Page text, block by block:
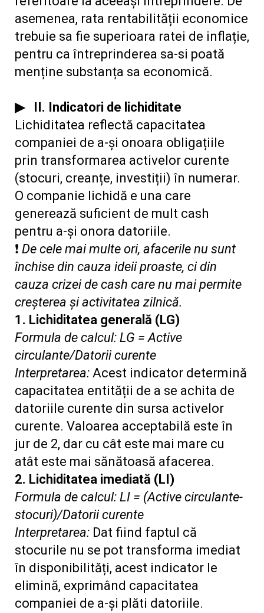
asemenea, rata rentabilității economice
trebuie sa fie superioara ratei de inflație,
pentru ca întreprinderea sa-si poată
menține substanța sa economică.
▶
II. Indicatori de lichiditate
Lichiditatea reflectă capacitatea
companiei de a-și onoara obligațiile
prin transformarea activelor curente
(stocuri, creanțe, investiții) în numerar.
O companie lichidă e una care
generează suficient de mult cash
pentru a-și onora datoriile.
❗ De cele mai multe ori, afacerile nu sunt
închise din cauza ideii proaste, ci din
cauza crizei de cash care nu mai permite
creșterea și activitatea zilnică.
1. Lichiditatea generală (LG)
Formula de calcul: LG = Active
circulante/Datorii curente
Interpretarea: Acest indicator determină
capacitatea entității de a se achita de
datoriile curente din sursa activelor
curente. Valoarea acceptabilă este în
jur de 2, dar cu cât este mai mare cu
atât este mai sănătoasă afacerea.
2. Lichiditatea imediată (LI)
Formula de calcul: LI = (Active circulante-
stocuri)/Datorii curente
Interpretarea: Dat fiind faptul că
stocurile nu se pot transforma imediat
în disponibilități, acest indicator le
elimină, exprimând capacitatea
companiei de a-și plăti datoriile.